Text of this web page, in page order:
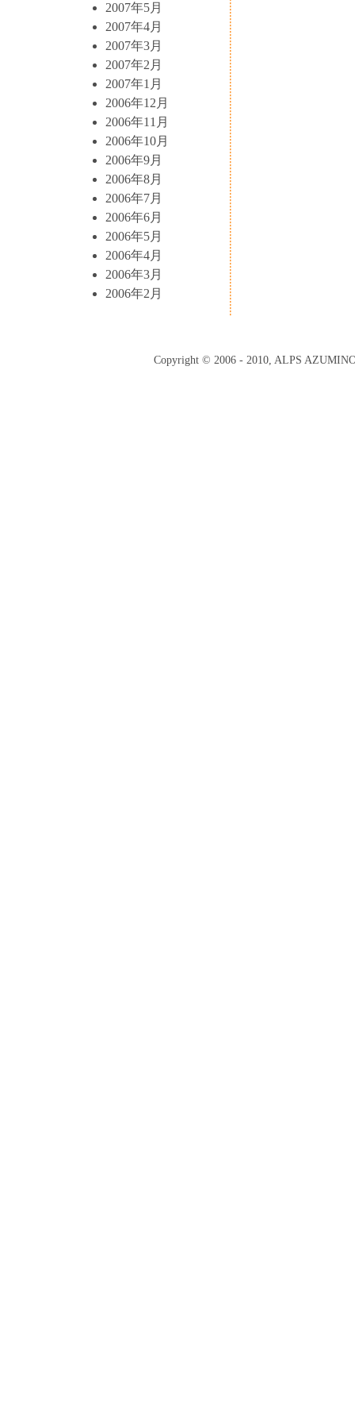
2007年5月
2007年4月
2007年3月
2007年2月
2007年1月
2006年12月
2006年11月
2006年10月
2006年9月
2006年8月
2006年7月
2006年6月
2006年5月
2006年4月
2006年3月
2006年2月
Copyright © 2006 - 2010, ALPS